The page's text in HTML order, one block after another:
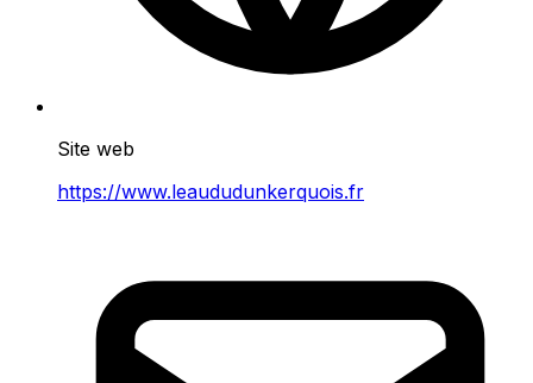
Site web
https://www.leaududunkerquois.fr